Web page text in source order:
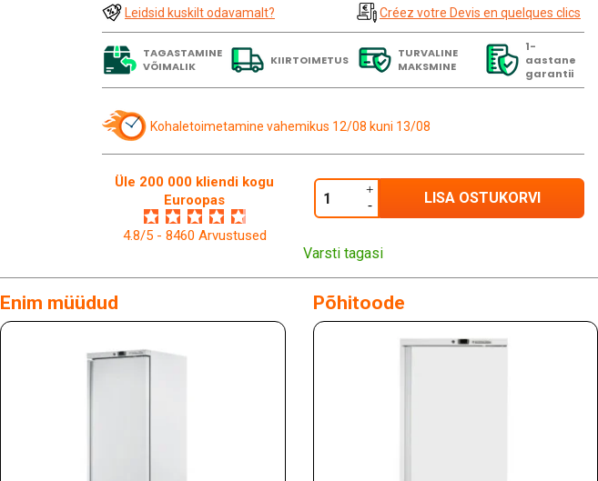
Leidsid kuskilt odavamalt? Créez votre Devis en quelques clics
TAGASTAMINE
VÕIMALIK
KIIRTOIMETUS
TURVALINE
MAKSMINE
1-
aastane
garantii
Kohaletoimetamine vahemikus 12/08 kuni 13/08
Üle 200 000 kliendi kogu
Euroopas
4.8/5 - 8460 Arvustused
LISA OSTUKORVI
Varsti tagasi
Enim müüdud Põhitoode